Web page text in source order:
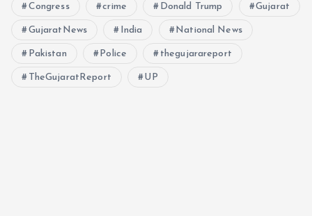
Congress crime Donald Trump Gujarat
GujaratNews India National News
Pakistan Police thegujarareport
TheGujaratReport UP